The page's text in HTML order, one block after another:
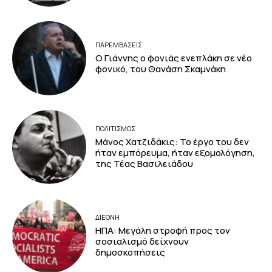
ΠΑΡΕΜΒΑΣΕΙΣ
Ο Γιάννης ο φονιάς ενεπλάκη σε νέο
φονικό, του Θανάση Σκαμνάκη
ΠΟΛΙΤΙΣΜΟΣ
Μάνος Χατζιδάκις: Το έργο του δεν
ήταν εμπόρευμα, ήταν εξομολόγηση,
της Τέας Βασιλειάδου
ΔΙΕΘΝΗ
ΗΠΑ: Μεγάλη στροφή προς τον
σοσιαλισμό δείχνουν
δημοσκοπήσεις